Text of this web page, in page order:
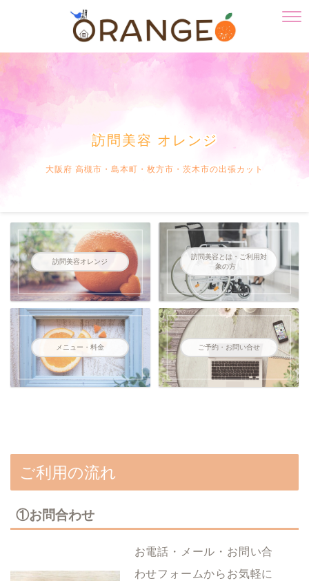
訪問美容 オレンジ
大阪府 高槻市・島本町・枚方市・茨木市の出張カット
訪問美容オレンジ
訪問美容とは・ご利用対
象の方
メニュー・料金 ご予約・お問い合せ
ご利用の流れ
①お問合わせ
お電話・メール・お問い合
わせフォームからお気軽に